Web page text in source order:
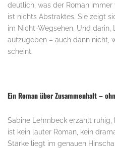
deutlich, was der Roman
ist nichts Abstraktes. Sie zeigt
im Nicht-Wegsehen. Und darin,
aufzugeben – auch dann nicht,
scheint.
Ein Roman über Zusammenhalt –
Sabine Lehmbeck erzählt ruhig,
ist kein lauter Roman, kein
Stärke liegt im genauen